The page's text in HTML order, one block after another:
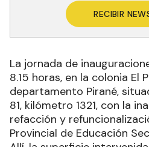
RECIBIR
La jornada de
8.15 horas, en la colonia El
departamento Pirané,
81, kilómetro 1321, con la
refacción y
Provincial de Educación